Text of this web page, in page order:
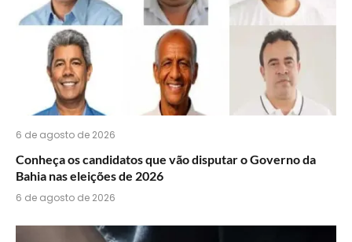
6 de agosto de 2026
Conheça os candidatos que vão disputar o Governo da
Bahia nas eleições de 2026
6 de agosto de 2026